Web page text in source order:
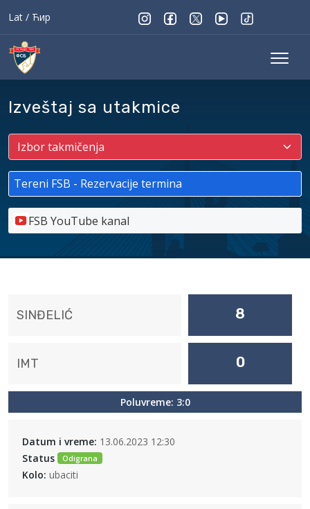
Lat / Ћир
Izveštaj sa utakmice
Tereni FSB - Rezervacije termina
FSB YouTube kanal
SINĐELIĆ 8
IMT 0
Poluvreme: 3:0
Datum i vreme: 13.06.2023 12:30
Status
Odigrana
Kolo: ubaciti